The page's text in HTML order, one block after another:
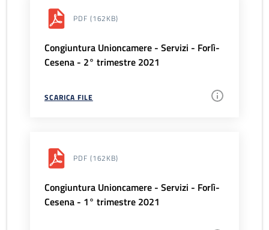
PDF (162KB)
Congiuntura Unioncamere - Servizi - Forlì-
Cesena - 2° trimestre 2021
SCARICA FILE
PDF (162KB)
Congiuntura Unioncamere - Servizi - Forlì-
Cesena - 1° trimestre 2021